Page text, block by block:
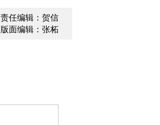
责任编辑：贺信
版面编辑：张柘